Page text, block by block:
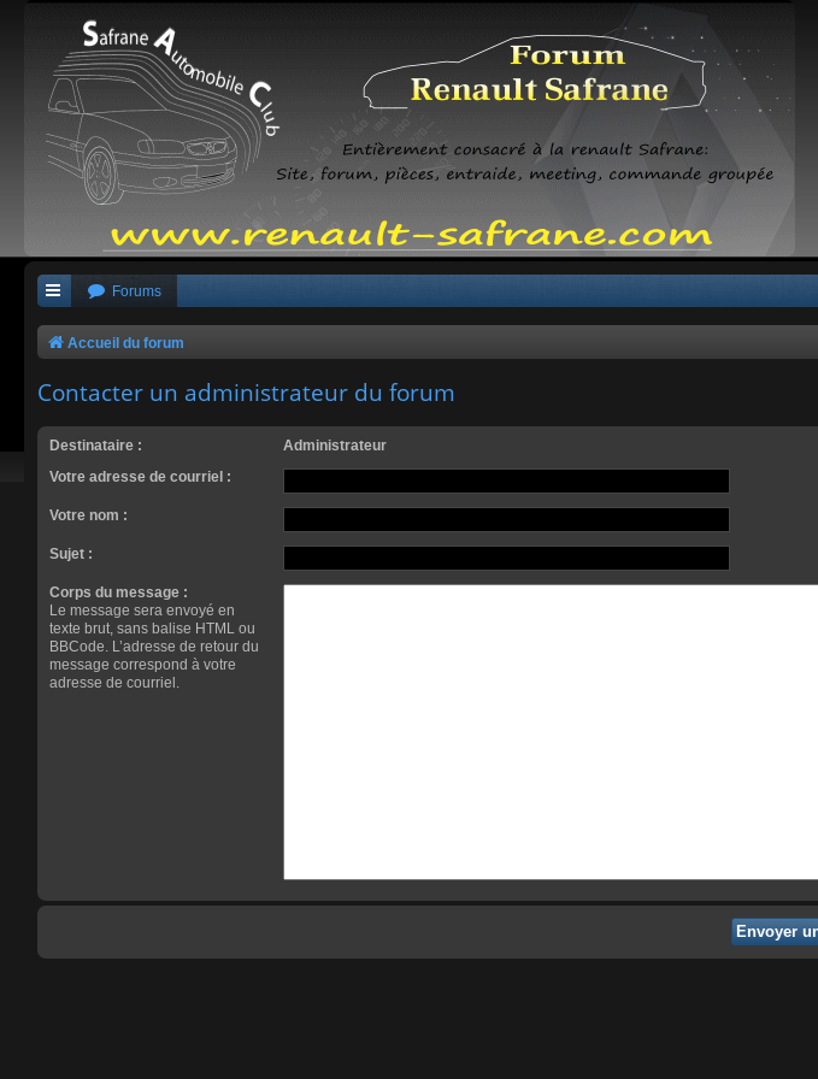
Forums
Accueil du forum
Contacter un administrateur du forum
Destinataire :
Administrateur
Votre adresse de courriel :
Votre nom :
Sujet :
Corps du message :
Le message sera envoyé en
texte brut, sans balise HTML ou
BBCode. L’adresse de retour du
message correspond à votre
adresse de courriel.